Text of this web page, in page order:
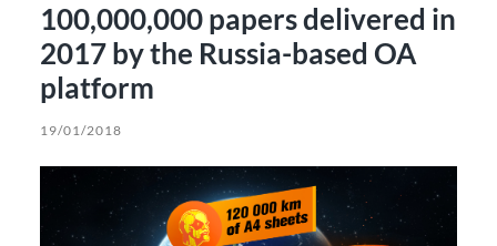
100,000,000 papers delivered in
2017 by the Russia-based OA
platform
19/01/2018